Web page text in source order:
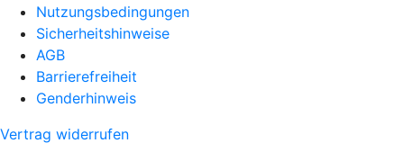
Nutzungsbedingungen
Sicherheitshinweise
AGB
Barrierefreiheit
Genderhinweis
Vertrag widerrufen